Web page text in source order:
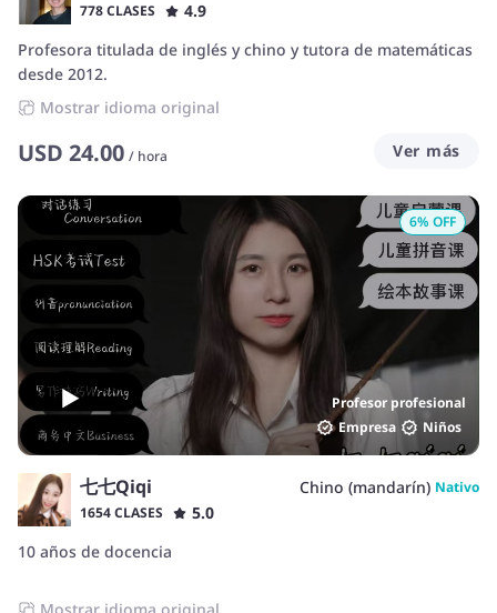
778 CLASES
4.9
Profesora titulada de inglés y chino y tutora de matemáticas
desde 2012.
Mostrar idioma original
USD 24.00 / hora Ver más
Profesor profesional
Empresa
Niños
6% OFF
七七Qiqi Chino (mandarín) Nativo
1654 CLASES
5.0
10 años de docencia